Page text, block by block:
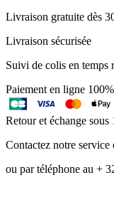
Livraison gratuite dès
Livraison sécurisée
Suivi de colis en temps
Paiement en ligne
Retour et échange sous
Contactez notre service
ou par téléphone au +